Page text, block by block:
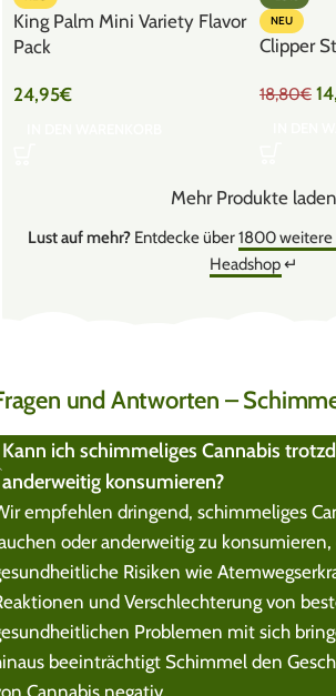
King Palm Mini Variety Flavor
Pack
24,95€
NEU
Clipper
18,80€
Mehr Produkte laden
Lust auf mehr?Entdecke über1800 weitere
Headshop↵
und Antworten –
Kann ich schimmeliges Cannabis
anderweitig konsumieren?
empfehlen dringend, schimmeliges
oder anderweitig zu konsumieren,
Risiken wie
und Verschlechterung von
Problemen mit sich
beeinträchtigt Schimmel den